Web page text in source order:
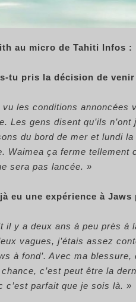
au micro de Tahiti Infos :
tu pris la décision de venir
vu les conditions
Les gens disent qu’ils
du bord de mer et lundi
Waimea ça ferme tellement
sera pas lancée. »
eu une expérience à Jaws
il y a deux ans à peu près à
vagues, j’étais assez
à fond’. Avec ma
chance, c’est peut être la
c’est parfait que je sois là. »